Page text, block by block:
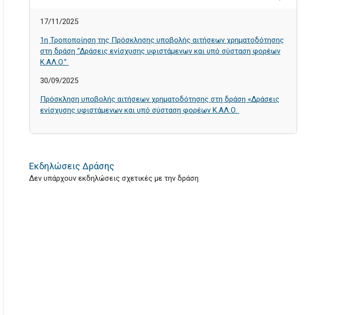
17/11/2025
1η Τροποποίηση της Πρόσκλησης υποβολής αιτήσεων χρηματοδότησης
στη δράση “Δράσεις ενίσχυσης υφιστάμενων και υπό σύσταση φορέων
Κ.ΑΛ.Ο.”
30/09/2025
Πρόσκληση υποβολής αιτήσεων χρηματοδότησης στη δράση «Δράσεις
ενίσχυσης υφιστάμενων και υπό σύσταση φορέων Κ.ΑΛ.Ο.
Εκδηλώσεις Δράσης
Δεν υπάρχουν εκδηλώσεις σχετικές με την δράση